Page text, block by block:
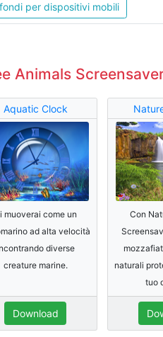
per dispositivi mobili
Animals
Aquatic Clock
muoverai come un
ad alta velocità
diverse
creature marine.
Download
Con
naturali
tuo